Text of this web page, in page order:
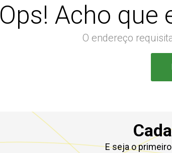
Ops! Acho que
O endereço
E seja o